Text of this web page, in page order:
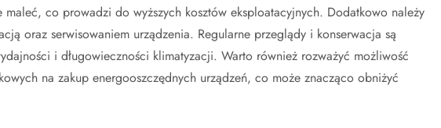
maleć, co prowadzi do wyższych kosztów eksploatacyjnych. Dodatkowo należy
oraz serwisowaniem urządzenia. Regularne przeglądy i konserwacja są
i długowieczności klimatyzacji. Warto również rozważyć możliwość
na zakup energooszczędnych urządzeń, co może znacząco obniżyć